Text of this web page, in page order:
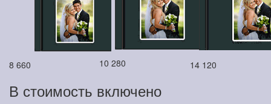
8 660 10 280 14 120
В стоимость включено